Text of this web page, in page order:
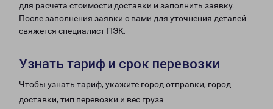
для расчета стоимости доставки и заполнить заявку.
После заполнения заявки с вами для уточнения деталей
свяжется специалист ПЭК.
Узнать тариф и срок перевозки
Чтобы узнать тариф, укажите город отправки, город
доставки, тип перевозки и вес груза.